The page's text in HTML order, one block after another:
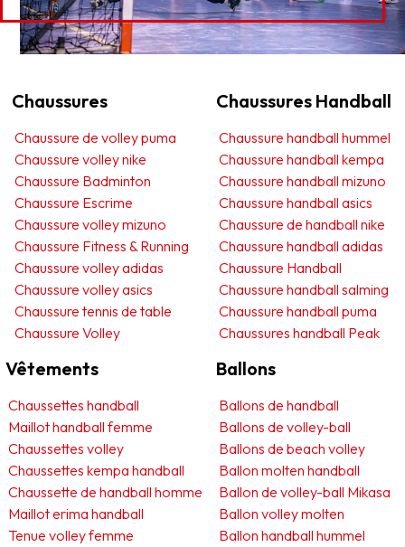
Chaussures
Chaussure de volley puma
Chaussure volley nike
Chaussure Badminton
Chaussure Escrime
Chaussure volley mizuno
Chaussure Fitness & Running
Chaussure volley adidas
Chaussure volley asics
Chaussure tennis de table
Chaussure Volley
Chaussures Handball
Chaussure handball hummel
Chaussure handball kempa
Chaussure handball mizuno
Chaussure handball asics
Chaussure de handball nike
Chaussure handball adidas
Chaussure Handball
Chaussure handball salming
Chaussure handball puma
Chaussures handball Peak
Vêtements
Chaussettes handball
Maillot handball femme
Chaussettes volley
Chaussettes kempa handball
Chaussette de handball homme
Maillot erima handball
Tenue volley femme
Ballons
Ballons de handball
Ballons de volley-ball
Ballons de beach volley
Ballon molten handball
Ballon de volley-ball Mikasa
Ballon volley molten
Ballon handball hummel